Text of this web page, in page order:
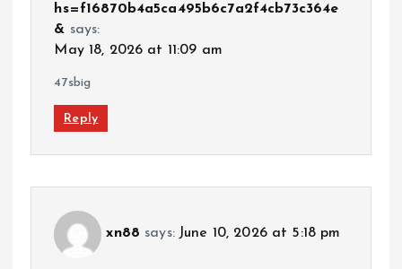
hs=f16870b4a5ca495b6c7a2f4cb73c364e
& says:
May 18, 2026 at 11:09 am
47sbig
Reply
xn88 says: June 10, 2026 at 5:18 pm